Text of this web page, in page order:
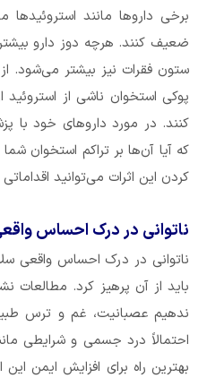
برخی دارو‌ها مانند
ضعیف کنند. هرچه دوز دارو
ستون فقرات نیز بیشتر می‌شود.
پوکی استخوان ناشی از
کنند. در مورد دارو‌های خود با
که آیا آن‌ها بر تراکم استخوان
کردن این اثرات می‌توانید
ناتوانی در درک احساس
ناتوانی در درک احساس واقعی
باید از آن پرهیز کرد. مطالعات
ندهیم عصبانیت، غم و ترس
احتمالاً درد جسمی و شرایطی
بهترین راه برای افزایش ایمن